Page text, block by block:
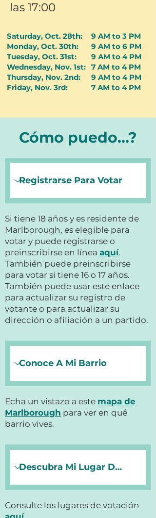
las 17:00
Saturday, Oct. 28th:
Monday, Oct. 30th:
Tuesday, Oct. 31st:
Wednesday, Nov. 1st:
Thursday, Nov. 2nd:
Friday, Nov. 3rd:
9 AM to 3 PM
9 AM to 6 PM
9 AM to 4 PM
7 AM to 4 PM
9 AM to 4 PM
7 AM to 4 PM
Cómo puedo...?
Si tiene 18 años y es residente de
Marlborough, es elegible para
votar y puede registrarse o
preinscribirse en línea aquí.
También puede preinscribirse
para votar si tiene 16 o 17 años.
También puede usar este enlace
para actualizar su registro de
votante o para actualizar su
dirección o afiliación a un partido.
Echa un vistazo a este mapa de
Marlborough para ver en qué
barrio vives.
Consulte los lugares de votación